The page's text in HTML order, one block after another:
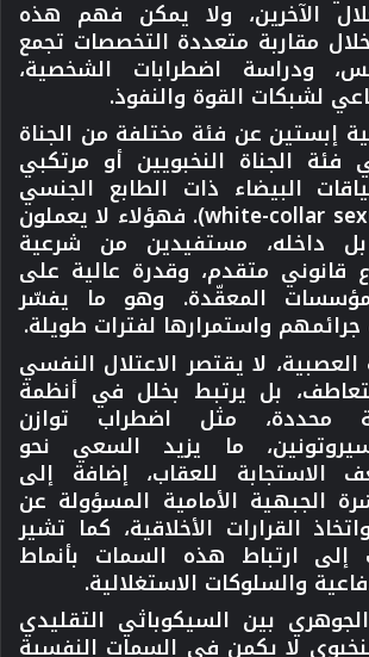
الآخرين، ولا يمكن فهم هذه
مقاربة متعددة التخصصات تجمع
ودراسة اضطرابات الشخصية،
لشبكات القوة والنفوذ.
عن فئة مختلفة من الجناة
فئة الجناة النخبويين أو مرتكبي
البيضاء ذات الطابع الجنسي
(white-collar sexual offenders). فهؤلاء لا يعملون
بل داخله، مستفيدين من شرعية
قانوني متقدم، وقدرة عالية على
المعقّدة. وهو ما يفسّر
واستمرارها لفترات طويلة.
العصبية، لا يقتصر الاعتلال النفسي
بل يرتبط بخلل في أنظمة
محددة، مثل اضطراب توازن
ما يزيد السعي نحو
الاستجابة للعقاب، إضافة إلى
الجبهية الأمامية المسؤولة عن
القرارات الأخلاقية، كما تشير
إلى ارتباط هذه السمات بأنماط
والسلوكات الاستغلالية.
بين السيكوباثي التقليدي
لا يكمن في السمات النفسية